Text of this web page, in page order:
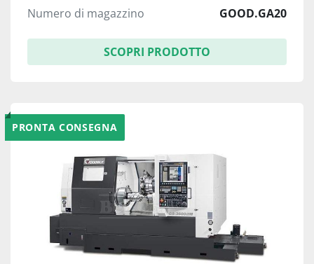
Numero di magazzino
GOOD.GA20
SCOPRI PRODOTTO
PRONTA CONSEGNA